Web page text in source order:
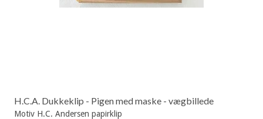
H.C.A. Dukkeklip - Pigen med maske - vægbillede
Motiv H.C. Andersen papirklip